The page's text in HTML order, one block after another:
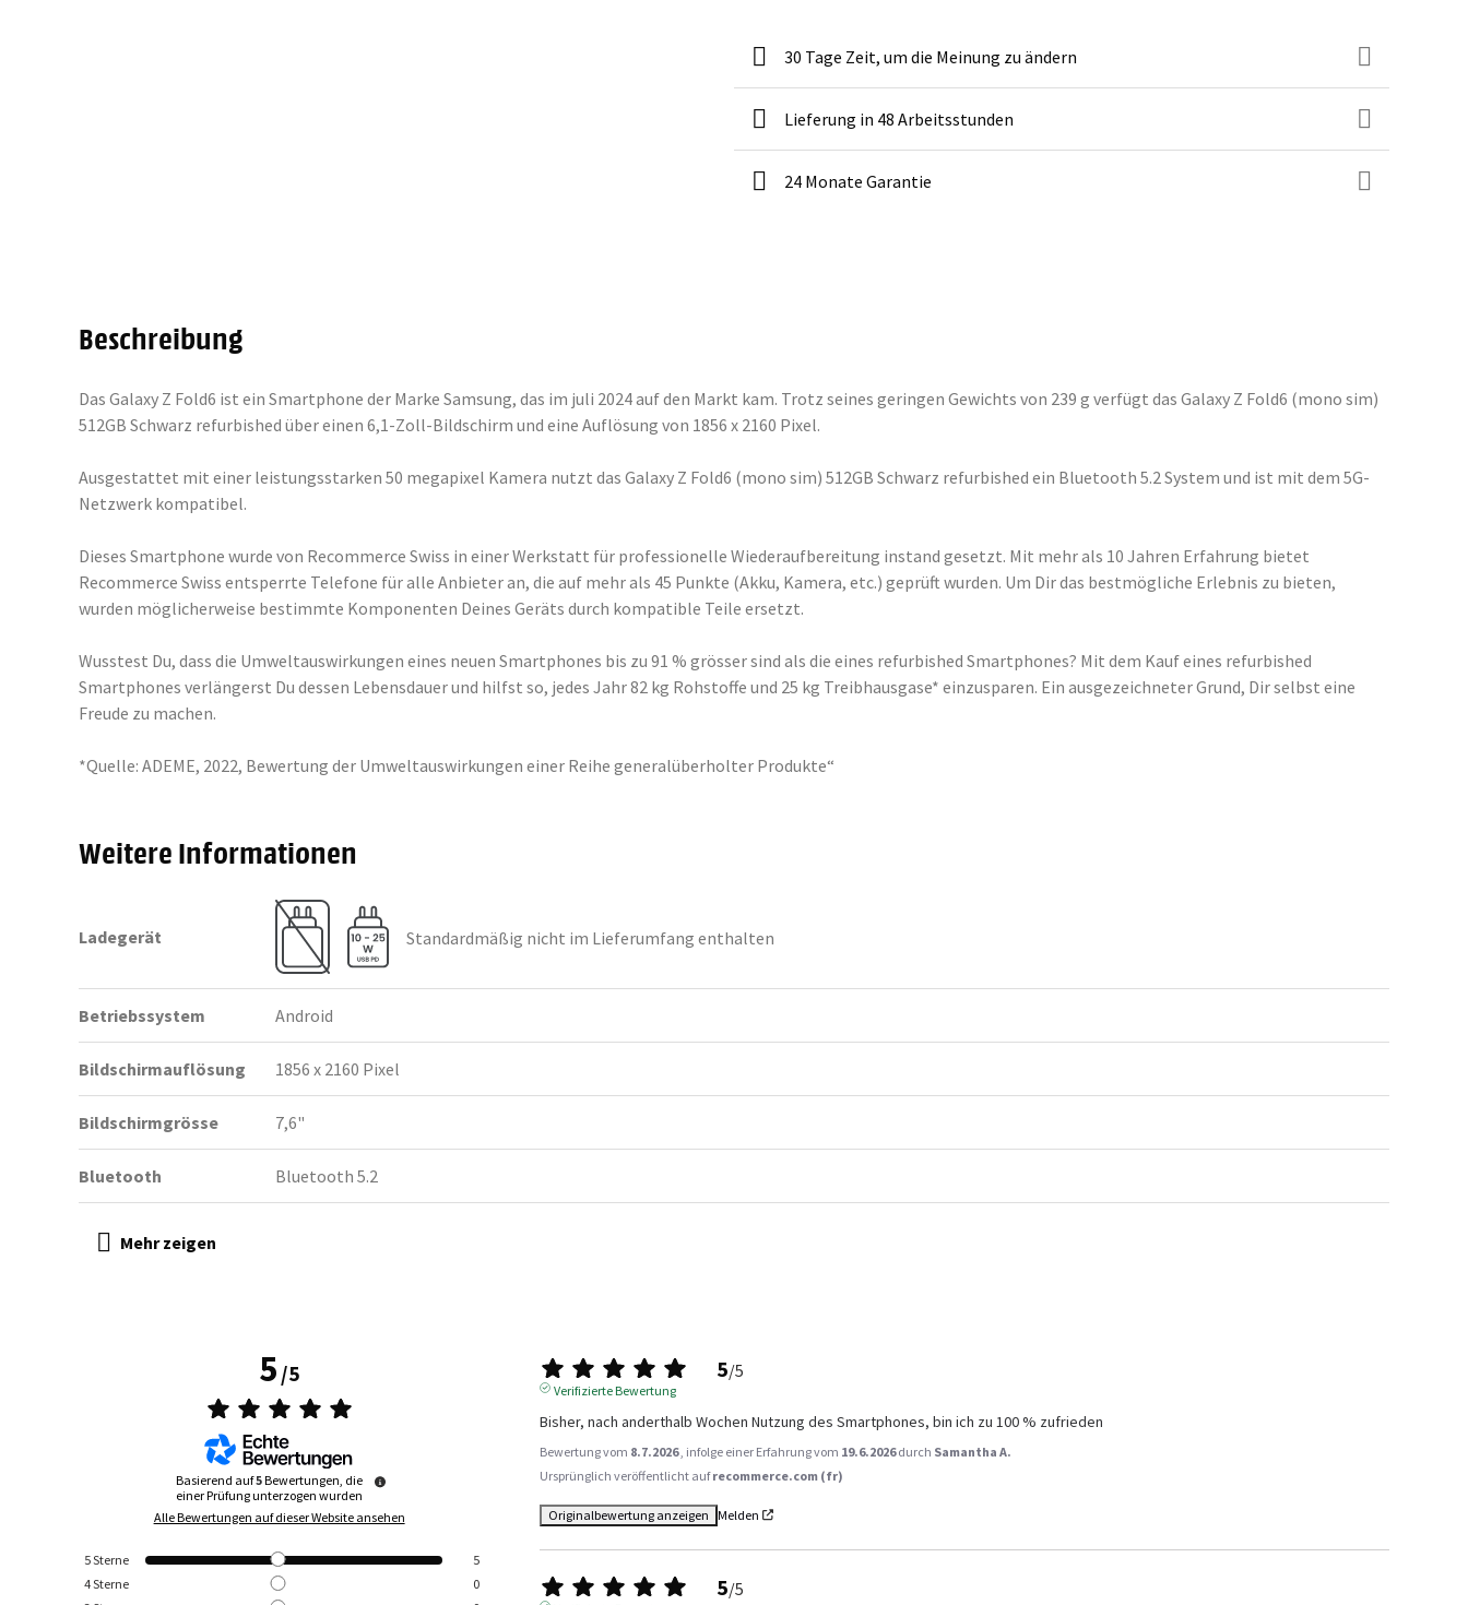
30 Tage Zeit, um die Meinung zu ändern
Lieferung in 48 Arbeitsstunden
24 Monate Garantie
Beschreibung
Das Galaxy Z Fold6 ist ein Smartphone der Marke Samsung, das im juli 2024 auf den Markt kam. Trotz seines geringen Gewichts von 239 g verfügt das Galaxy Z Fold6 (mono sim)
512GB Schwarz refurbished über einen 6,1-Zoll-Bildschirm und eine Auflösung von 1856 x 2160 Pixel.
Ausgestattet mit einer leistungsstarken 50 megapixel Kamera nutzt das Galaxy Z Fold6 (mono sim) 512GB Schwarz refurbished ein Bluetooth 5.2 System und ist mit dem 5G-
Netzwerk kompatibel.
Dieses Smartphone wurde von Recommerce Swiss in einer Werkstatt für professionelle Wiederaufbereitung instand gesetzt. Mit mehr als 10 Jahren Erfahrung bietet
Recommerce Swiss entsperrte Telefone für alle Anbieter an, die auf mehr als 45 Punkte (Akku, Kamera, etc.) geprüft wurden. Um Dir das bestmögliche Erlebnis zu bieten,
wurden möglicherweise bestimmte Komponenten Deines Geräts durch kompatible Teile ersetzt.
Wusstest Du, dass die Umweltauswirkungen eines neuen Smartphones bis zu 91 % grösser sind als die eines refurbished Smartphones? Mit dem Kauf eines refurbished
Smartphones verlängerst Du dessen Lebensdauer und hilfst so, jedes Jahr 82 kg Rohstoffe und 25 kg Treibhausgase* einzusparen. Ein ausgezeichneter Grund, Dir selbst eine
Freude zu machen.
*Quelle: ADEME, 2022, Bewertung der Umweltauswirkungen einer Reihe generalüberholter Produkte“
Weitere Informationen
Ladegerät Standardmäßig nicht im Lieferumfang enthalten
Betriebssystem Android
Bildschirmauflösung 1856 x 2160 Pixel
Bildschirmgrösse 7,6"
Bluetooth Bluetooth 5.2
5/5
Basierend auf5Bewertungen, die
einer Prüfung unterzogen wurden
Alle Bewertungen auf dieser Website ansehen
5Sterne
5
4Sterne
0
5/5
Verifizierte Bewertung
Bisher, nach anderthalb Wochen Nutzung des Smartphones, bin ich zu 100 % zufrieden
Bewertung vom 8.7.2026 , infolge einer Erfahrung vom 19.6.2026durch Samantha A.
Ursprünglich veröffentlicht aufrecommerce.com (fr)
Originalbewertung anzeigen Melden
5/5